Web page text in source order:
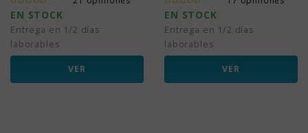
EN STOCK
Entrega en 1/2 días
laborables
VER
EN STOCK
Entrega en 1/2 días
laborables
VER